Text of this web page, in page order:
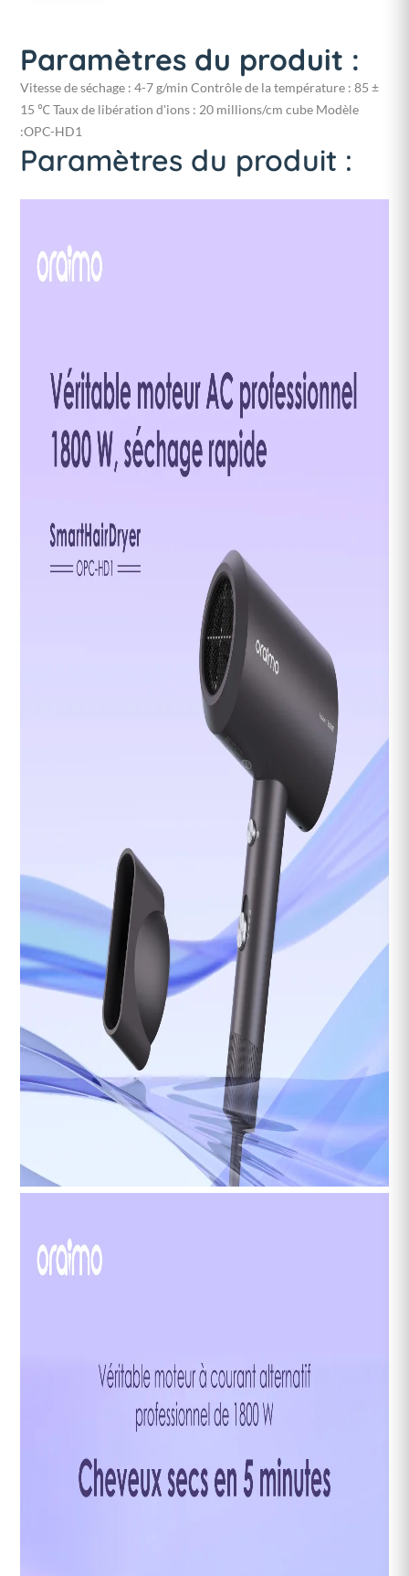
Paramètres du produit :
Vitesse de séchage : 4-7 g/min Contrôle de la température : 85 ±
15 ℃ Taux de libération d'ions : 20 millions/cm cube Modèle
:OPC-HD1
Paramètres du produit :